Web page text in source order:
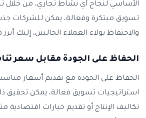
الأساسي لنجاح أي نشاط تجاري، من خلال
تسويق مبتكرة وفعالة، يمكن للشركات
والاحتفاظ بولاء العملاء الحاليين، إليك أبرز
الحفاظ على الجودة مقابل سعر
الحفاظ على الجودة مع تقديم أسعار
استراتيجيات تسويق فعالة، يمكن تحقيق
تكاليف الإنتاج أو تقديم خيارات